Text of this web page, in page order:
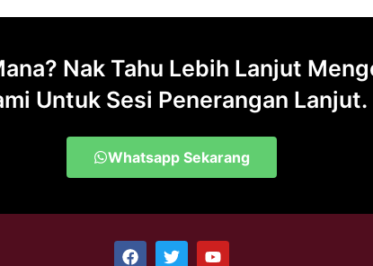
Nak Tahu Lebih Lanjut
Untuk Sesi Penerangan Lanjut.
Whatsapp Sekarang